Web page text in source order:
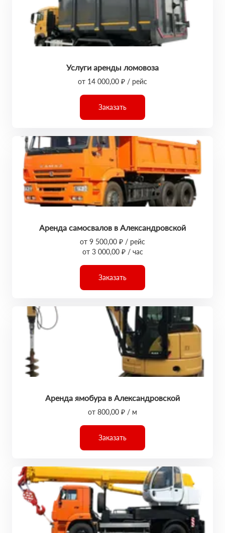
Услуги аренды ломовоза
от 14 000,00 ₽ / рейс
Заказать
Аренда самосвалов в Александровской
от 9 500,00 ₽ / рейс
от 3 000,00 ₽ / час
Заказать
Аренда ямобура в Александровской
от 800,00 ₽ / м
Заказать